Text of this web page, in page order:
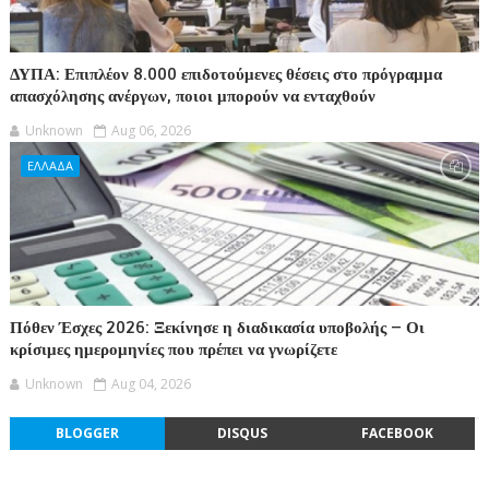
ΔΥΠΑ: Επιπλέον 8.000 επιδοτούμενες θέσεις στο πρόγραμμα
απασχόλησης ανέργων, ποιοι μπορούν να ενταχθούν
Unknown Aug 06, 2026
ΕΛΛΑΔΑ
Πόθεν Έσχες 2026: Ξεκίνησε η διαδικασία υποβολής – Οι
κρίσιμες ημερομηνίες που πρέπει να γνωρίζετε
Unknown Aug 04, 2026
BLOGGER DISQUS FACEBOOK